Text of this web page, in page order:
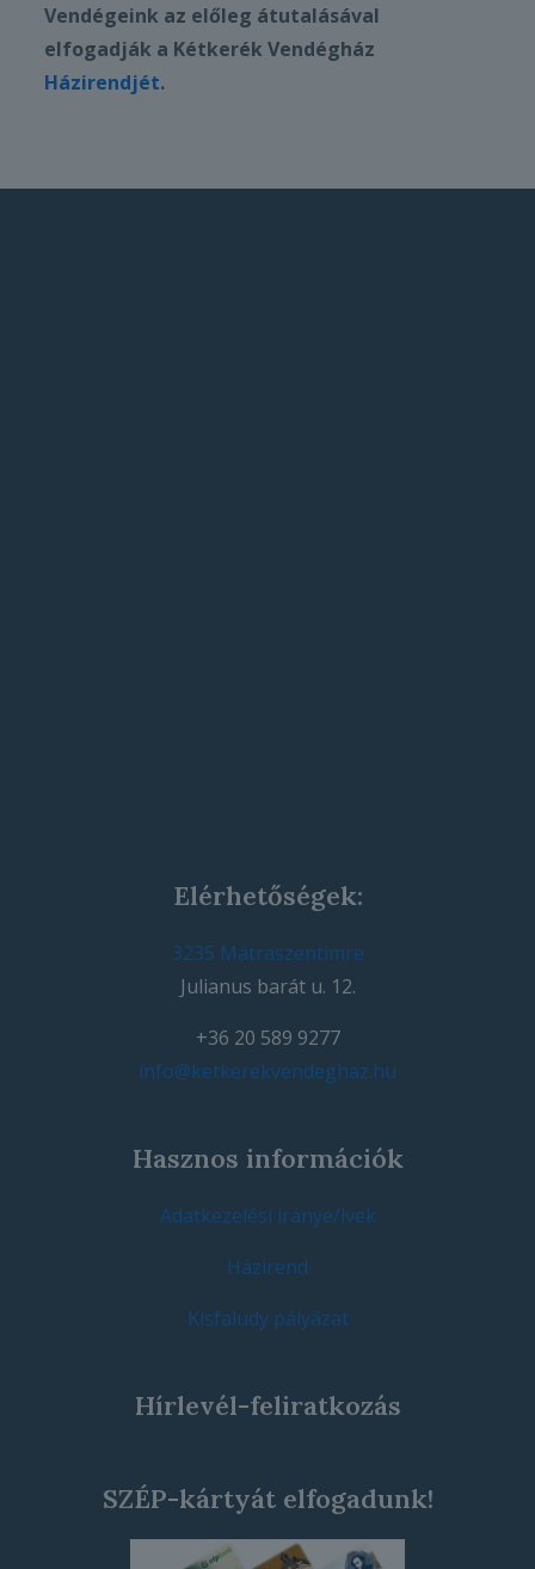
Vendégeink az előleg átutalásával
elfogadják a Kétkerék Vendégház
Házirendjét.
Elérhetőségek:
3235 Mátraszentimre
Julianus barát u. 12.
+36 20 589 9277
info@ketkerekvendeghaz.hu
Hasznos információk
Adatkezelési iránye/lvek
Házirend
Kisfaludy pályázat
Hírlevél-feliratkozás
SZÉP-kártyát elfogadunk!